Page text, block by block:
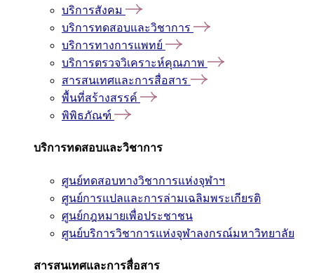
บริการสังคม
บริการทดสอบและวิชาการ
บริการทางการแพทย์
บริการตรวจวิเคราะห์คุณภาพ
สารสนเทศและการสื่อสาร
พื้นที่สร้างสรรค์
พิพิธภัณฑ์
บริการทดสอบและวิชาการ
ศูนย์ทดสอบทางวิชาการแห่งจุฬาฯ
ศูนย์การแปลและการล่ามเฉลิมพระเกียรติ
ศูนย์กฎหมายเพื่อประชาชน
ศูนย์บริการวิชาการแห่งจุฬาลงกรณ์มหาวิทยาลัย
สารสนเทศและการสื่อสาร